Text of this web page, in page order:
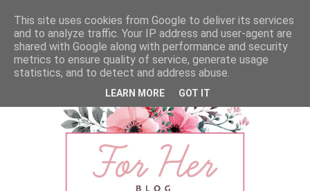
This site uses cookies from Google to deliver its services
and to analyze traffic. Your IP address and user-agent are
shared with Google along with performance and security
metrics to ensure quality of service, generate usage
statistics, and to detect and address abuse.
LEARN MORE GOT IT